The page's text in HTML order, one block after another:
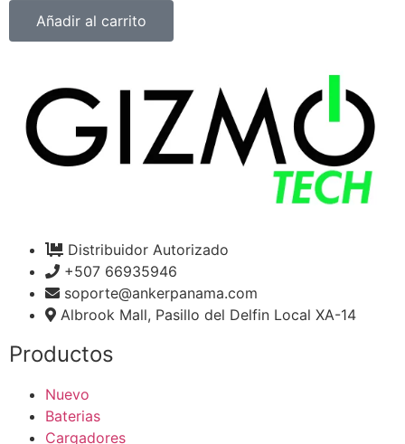
Añadir al carrito
Distribuidor Autorizado
+507 66935946
soporte@ankerpanama.com
Albrook Mall, Pasillo del Delfin Local XA-14
Productos
Nuevo
Baterias
Cargadores